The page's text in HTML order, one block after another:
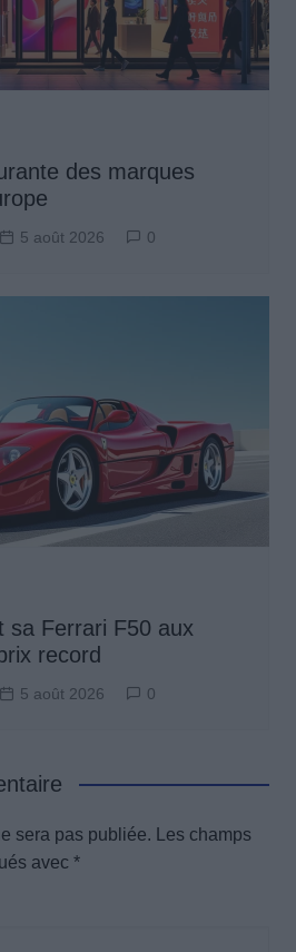
des marques
5 août 2026 0
sa Ferrari F50 aux
record
5 août 2026 0
sera pas publiée.
Les champs
avec *